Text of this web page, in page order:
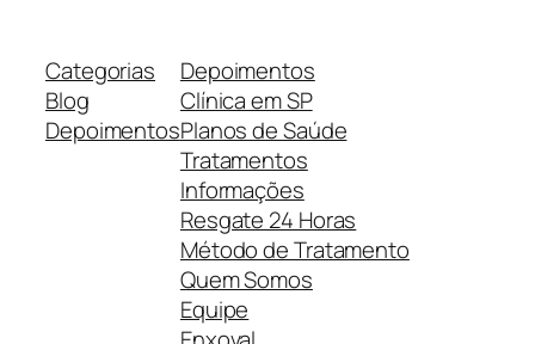
Categorias
Blog
Depoimentos
Depoimentos
Clínica em SP
Planos de Saúde
Tratamentos
Informações
Resgate 24 Horas
Método de Tratamento
Quem Somos
Equipe